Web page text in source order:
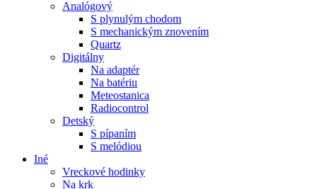
Analógový
S plynulým chodom
S mechanickým znovením
Quartz
Digitálny
Na adaptér
Na batériu
Meteostanica
Radiocontrol
Detský
S pípaním
S melódiou
Iné
Vreckové hodinky
Na krk